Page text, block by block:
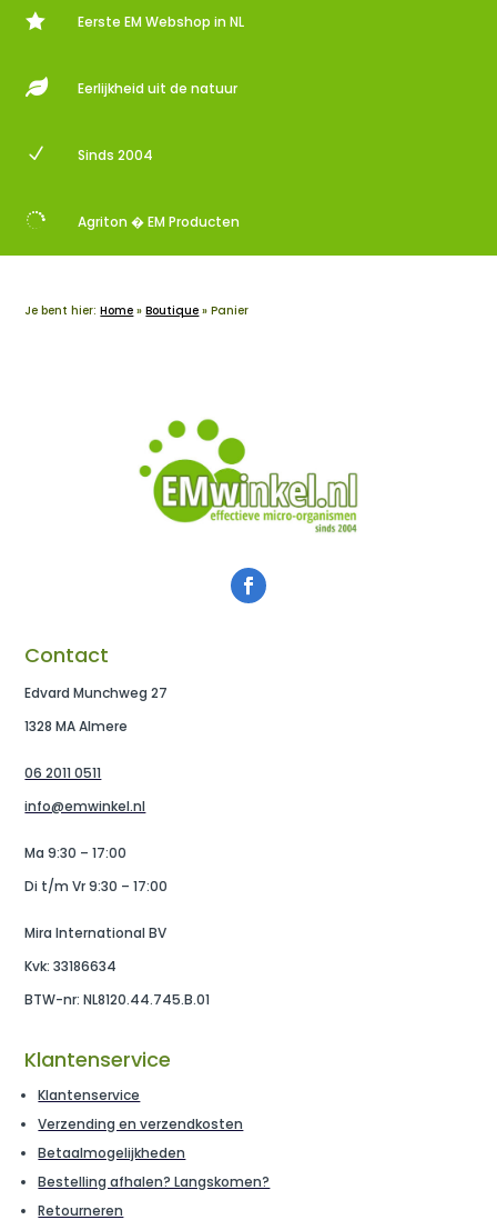
 Eerste EM Webshop in NL
 Eerlijkheid uit de natuur
N Sinds 2004
 Agriton � EM Producten
Je bent hier:Home »Boutique »Panier
Contact
Edvard Munchweg 27
1328 MA Almere
06 2011 0511
info@emwinkel.nl
Ma 9:30 – 17:00
Di t/m Vr 9:30 – 17:00
Mira International BV
Kvk: 33186634
BTW-nr: NL8120.44.745.B.01
Klantenservice
Klantenservice
Verzending en verzendkosten
Betaalmogelijkheden
Bestelling afhalen? Langskomen?
Retourneren